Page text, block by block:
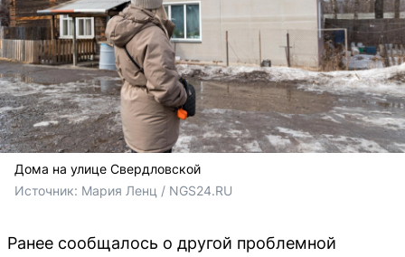
Дома на улице Свердловской
Источник: Мария Ленц / NGS24.RU
Ранее сообщалось о другой проблемной